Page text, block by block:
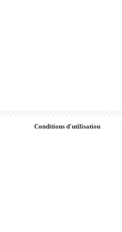
Conditions d'utilisation